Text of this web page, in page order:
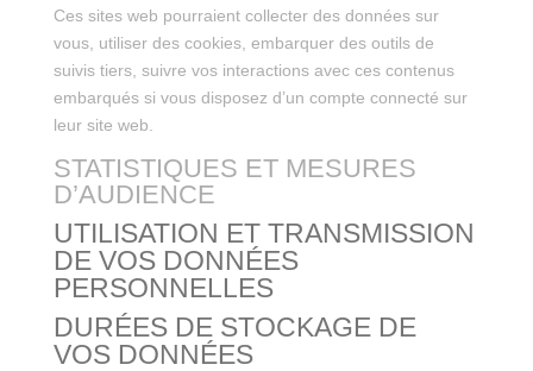
Ces sites web pourraient collecter des données sur
vous, utiliser des cookies, embarquer des outils de
suivis tiers, suivre vos interactions avec ces contenus
embarqués si vous disposez d’un compte connecté sur
leur site web.
STATISTIQUES ET MESURES
D’AUDIENCE
UTILISATION ET TRANSMISSION
DE VOS DONNÉES
PERSONNELLES
DURÉES DE STOCKAGE DE
VOS DONNÉES